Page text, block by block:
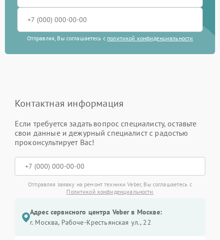
Отправляя, Вы соглашаетесь с политикой конфиденциальности
Контактная информация
Если требуется задать вопрос специалисту, оставьте
свои данные и дежурный специалист с радостью
проконсультирует Вас!
Отправляя заявку на ремонт техники Veber, Вы соглашаетесь с
Политикой конфиденциальности
Адрес сервисного центра Veber в Москве:
г. Москва, Рабоче-Крестьянская ул., 22